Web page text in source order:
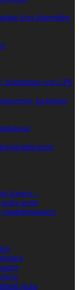
över lägerelden
höjdmätare och GPS
lavinsond
kängor –
anser
jacka